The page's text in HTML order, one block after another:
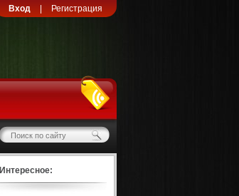
Вход Регистрация
Интересное: